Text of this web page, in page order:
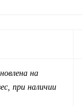
на
при наличии